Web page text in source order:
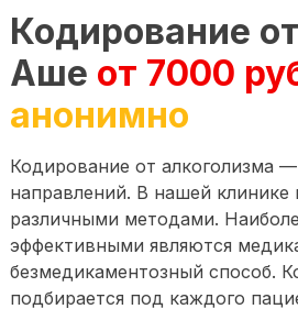
Кодирование
Аше от 7000
анонимно
Кодирование от алкоголизма
направлений. В нашей
различными методами.
эффективными являются
безмедикаментозный способ.
подбирается под каждого